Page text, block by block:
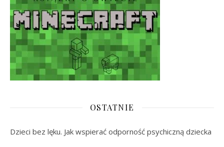
OSTATNIE
Dzieci bez lęku. Jak wspierać odporność psychiczną dziecka